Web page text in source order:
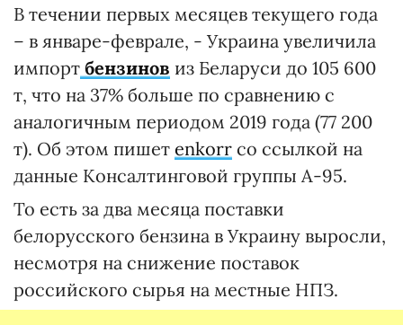
В течении первых месяцев текущего года
– в январе-феврале, - Украина увеличила
импорт бензинов из Беларуси до 105 600
т, что на 37% больше по сравнению с
аналогичным периодом 2019 года (77 200
т). Об этом пишет enkorr со ссылкой на
данные Консалтинговой группы А-95.
То есть за два месяца поставки
белорусского бензина в Украину выросли,
несмотря на снижение поставок
российского сырья на местные НПЗ.